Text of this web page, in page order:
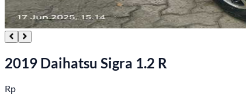
2019 Daihatsu Sigra 1.2 R
Rp